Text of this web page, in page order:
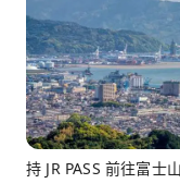
持 JR PASS 前往富士